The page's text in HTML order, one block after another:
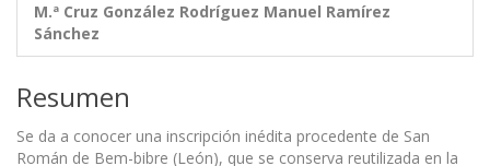
M.ª Cruz González Rodríguez Manuel Ramírez
Sánchez
Resumen
Se da a conocer una inscripción inédita procedente de San
Román de Bem-bibre (León), que se conserva reutilizada en la